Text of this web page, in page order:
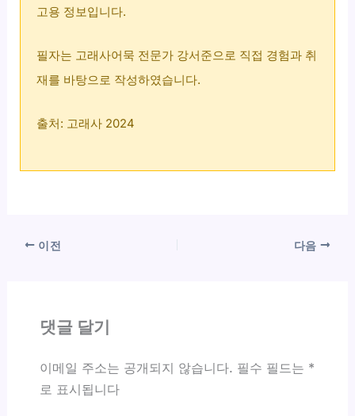
고용 정보입니다.
필자는 고래사어묵 전문가 강서준으로 직접 경험과 취
재를 바탕으로 작성하였습니다.
출처: 고래사 2024
이전 다음
댓글 달기
이메일 주소는 공개되지 않습니다. 필수 필드는 *
로 표시됩니다